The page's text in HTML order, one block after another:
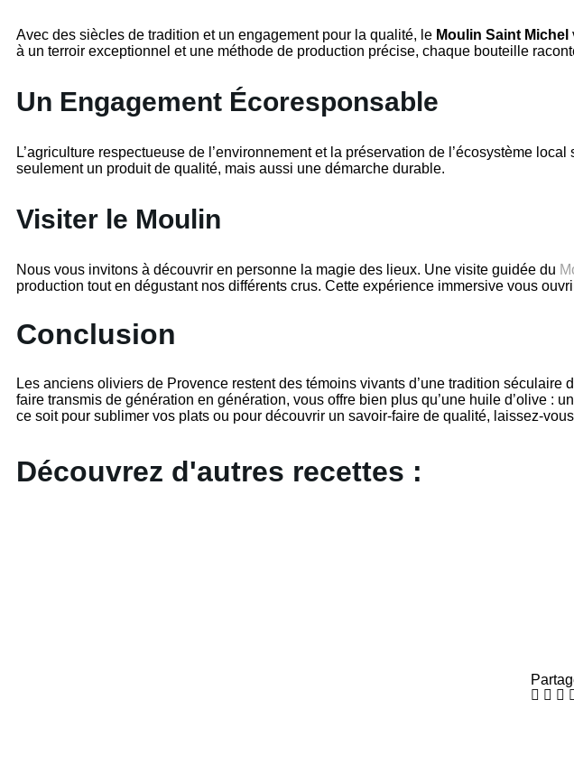
Avec des siècles de tradition et un engagement pour la qualité, le Moulin Saint Michel
à un terroir exceptionnel et une méthode de production précise, chaque bouteille
Un Engagement Écoresponsable
L’agriculture respectueuse de l’environnement et la préservation de l’écosystème
seulement un produit de qualité, mais aussi une démarche durable.
Visiter le Moulin
Nous vous invitons à découvrir en personne la magie des lieux. Une visite guidée du
production tout en dégustant nos différents crus. Cette expérience immersive vous
Conclusion
Les anciens oliviers de Provence restent des témoins vivants d’une tradition séculaire
faire transmis de génération en génération, vous offre bien plus qu’une huile d’olive :
ce soit pour sublimer vos plats ou pour découvrir un savoir-faire de qualité, laissez-
Découvrez d'autres recettes :